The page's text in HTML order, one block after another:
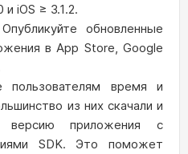
и iOS ≥ 3.1.2.
обновленные
в App Store, Google
пользователям время и
из них скачали и
версию приложения с
SDK. Это поможет